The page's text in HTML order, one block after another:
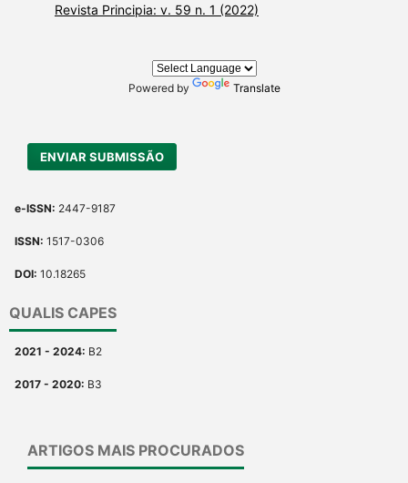
Revista Principia: v. 59 n. 1 (2022)
Powered by Translate
ENVIAR SUBMISSÃO
e-ISSN: 2447-9187
ISSN: 1517-0306
DOI: 10.18265
QUALIS CAPES
2021 - 2024: B2
2017 - 2020: B3
ARTIGOS MAIS PROCURADOS